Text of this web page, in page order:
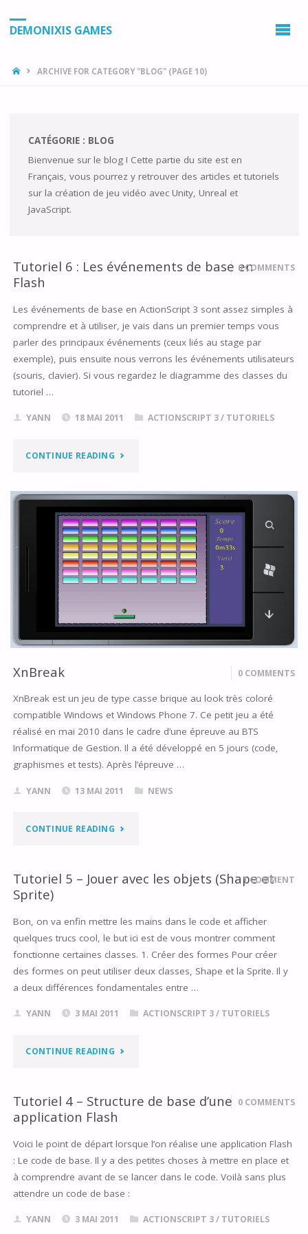
DEMONIXIS GAMES
HOMEARCHIVE FOR CATEGORY "BLOG"(PAGE 10)
CATÉGORIE : BLOG
Bienvenue sur le blog ! Cette partie du site est en
Français, vous pourrez y retrouver des articles et tutoriels
sur la création de jeu vidéo avec Unity, Unreal et
JavaScript.
Tutoriel 6 : Les événements de base en
Flash
0 COMMENTS
Les événements de base en ActionScript 3 sont assez simples à
comprendre et à utiliser, je vais dans un premier temps vous
parler des principaux événements (ceux liés au stage par
exemple), puis ensuite nous verrons les événements utilisateurs
(souris, clavier). Si vous regardez le diagramme des classes du
tutoriel …
YANN 18 MAI 2011 ACTIONSCRIPT 3/ TUTORIELS
CONTINUE READING "TUTORIEL
:
LES
ÉVÉNEMENTS
BASE
EN
XnBreak 0 COMMENTS
XnBreak est un jeu de type casse brique au look très coloré
compatible Windows et Windows Phone 7. Ce petit jeu a été
réalisé en mai 2010 dans le cadre d’une épreuve au BTS
Informatique de Gestion. Il a été développé en 5 jours (code,
graphismes et tests). Après l’épreuve …
YANN 13 MAI 2011 NEWS
CONTINUE READING "XNBREAK"
Tutoriel 5 – Jouer avec les objets (Shape et
Sprite)
1 COMMENT
Bon, on va enfin mettre les mains dans le code et afficher
quelques trucs cool, le but ici est de vous montrer comment
fonctionne certaines classes. 1. Créer des formes Pour créer
des formes on peut utiliser deux classes, Shape et la Sprite. Il y
a deux différences fondamentales entre …
YANN 3 MAI 2011 ACTIONSCRIPT 3/ TUTORIELS
CONTINUE READING "TUTORIEL
–
AVEC
OBJETS
Tutoriel 4 – Structure de base d’une
application Flash
0 COMMENTS
Voici le point de départ lorsque l’on réalise une application Flash
: Le code de base. Il y a des petites choses à mettre en place et
à comprendre avant de se lancer dans le code. Voilà sans plus
attendre un code de base :
YANN 3 MAI 2011 ACTIONSCRIPT 3/ TUTORIELS